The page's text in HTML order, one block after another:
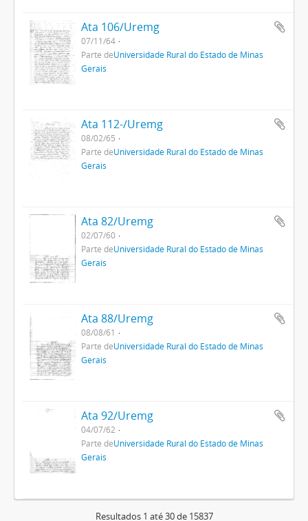
Ata 106/Uremg
07/11/64
Parte deUniversidade Rural do Estado de Minas
Gerais
Ata 112-/Uremg
08/02/65
Parte deUniversidade Rural do Estado de Minas
Gerais
Ata 82/Uremg
02/07/60
Parte deUniversidade Rural do Estado de Minas
Gerais
Ata 88/Uremg
08/08/61
Parte deUniversidade Rural do Estado de Minas
Gerais
Ata 92/Uremg
04/07/62
Parte deUniversidade Rural do Estado de Minas
Gerais
Resultados 1 até 30 de 15837